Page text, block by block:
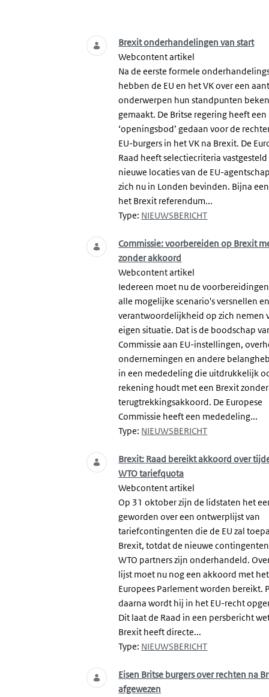
Brexit onderhandelingen van start
Webcontent artikel
Na de eerste formele
hebben de EU en het VK over een
onderwerpen hun standpunten
gemaakt. De Britse regering heeft een
‘openingsbod’ gedaan voor de
EU-burgers in het VK na Brexit. De
Raad heeft selectiecriteria
nieuwe locaties van de EU-
zich nu in Londen bevinden. Bijna
het Brexit referendum...
Type: NIEUWSBERICHT
Commissie: voorbereiden op Brexit
zonder akkoord
Webcontent artikel
Iedereen moet nu de
alle mogelijke scenario's versnellen
verantwoordelijkheid op zich nemen
eigen situatie. Dat is de boodschap
Commissie aan EU-instellingen,
ondernemingen en andere
in een mededeling die uitdrukkelijk
rekening houdt met een Brexit zonder
terugtrekkingsakkoord. De Europese
Commissie heeft een mededeling...
Type: NIEUWSBERICHT
Brexit: Raad bereikt akkoord over
WTO tariefquota
Webcontent artikel
Op 31 oktober zijn de lidstaten het
geworden over een ontwerplijst van
tariefcontingenten die de EU zal
Brexit, totdat de nieuwe
WTO partners zijn onderhandeld.
lijst moet nu nog een akkoord met het
Europees Parlement worden bereikt.
daarna wordt hij in het EU-recht
Dit laat de Raad in een persbericht
Brexit heeft directe...
Type: NIEUWSBERICHT
Eisen Britse burgers over rechten na
afgewezen